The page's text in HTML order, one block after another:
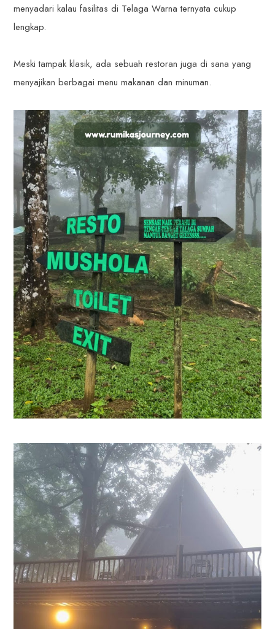
menyadari kalau fasilitas di Telaga Warna ternyata cukup
lengkap.
Meski tampak klasik, ada sebuah restoran juga di sana yang
menyajikan berbagai menu makanan dan minuman.